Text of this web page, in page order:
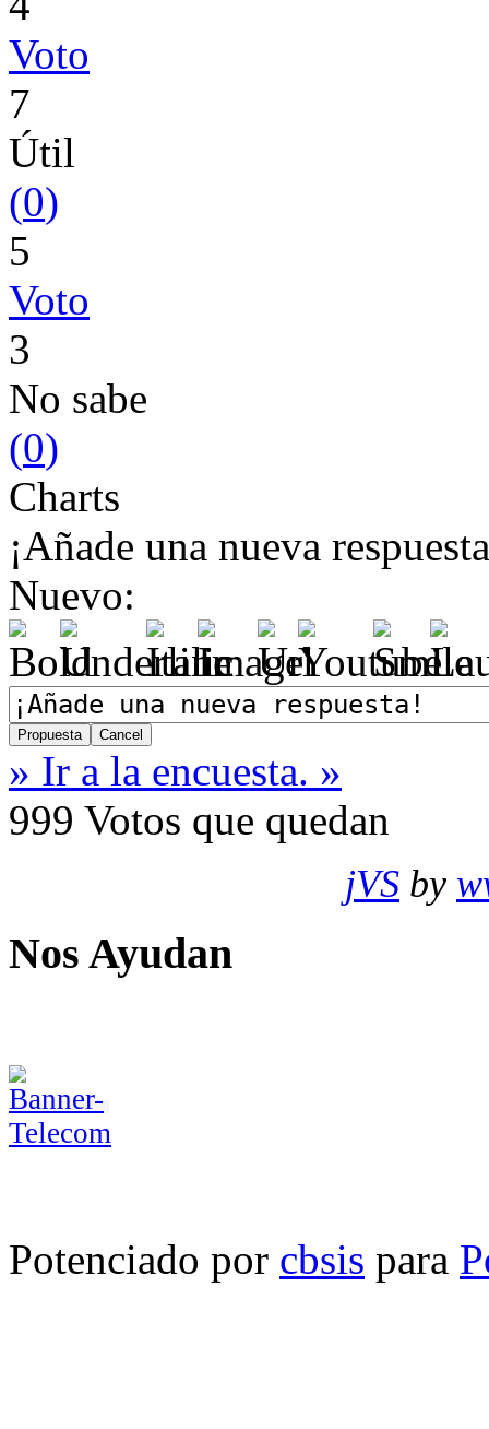
Voto
7
Útil
(0)
5
Voto
3
No sabe
(0)
Charts
¡Añade una nueva
Nuevo:
» Ir a la encuesta. »
999 Votos que quedan
jVS by
Nos Ayudan
Potenciado por cbsis para